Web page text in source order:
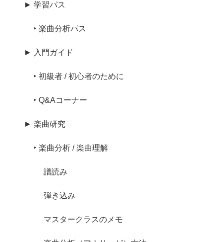
► 学習パス
‣ 楽曲分析パス
► 入門ガイド
‣ 初級者 / 初心者のために
‣ Q&Aコーナー
► 楽曲研究
‣ 楽曲分析 / 楽曲理解
譜読み
弾き込み
マスタークラスのメモ